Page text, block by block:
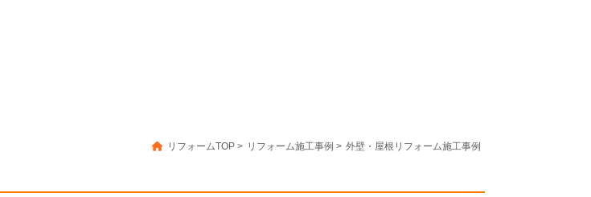
リフォームTOP > リフォーム施工事例 > 外壁・屋根リフォーム施工事例